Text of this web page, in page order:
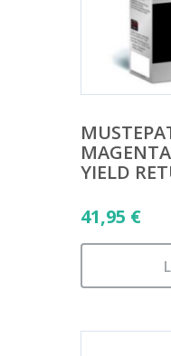
YIELD
41,95 €